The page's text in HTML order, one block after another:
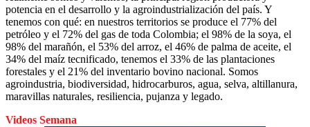
potencia en el desarrollo y la agroindustrialización del país. Y
tenemos con qué: en nuestros territorios se produce el 77% del
petróleo y el 72% del gas de toda Colombia; el 98% de la soya, el
98% del marañón, el 53% del arroz, el 46% de palma de aceite, el
34% del maíz tecnificado, tenemos el 33% de las plantaciones
forestales y el 21% del inventario bovino nacional. Somos
agroindustria, biodiversidad, hidrocarburos, agua, selva, altillanura,
maravillas naturales, resiliencia, pujanza y legado.
Videos Semana